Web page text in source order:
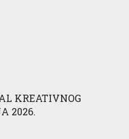
KREATIVNOG
2026.